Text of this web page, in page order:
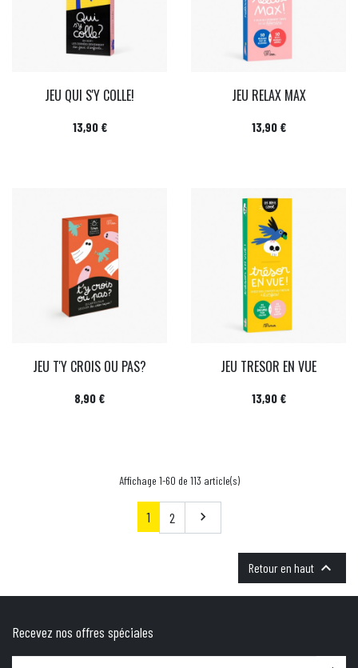
JEU QUI S'Y COLLE!
Prix
13,90 €
JEU RELAX MAX
Prix
13,90 €
JEU T'Y CROIS OU PAS?
Prix
8,90 €
JEU TRESOR EN VUE
Prix
13,90 €
Affichage 1-60 de 113 article(s)
1 2 Suivant

Retour en haut 
Recevez nos offres spéciales